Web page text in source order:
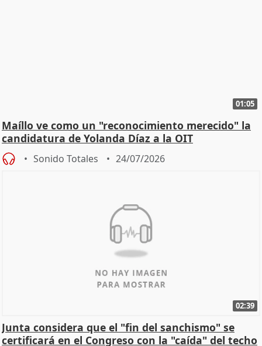
01:05
Maíllo ve como un "reconocimiento merecido" la
candidatura de Yolanda Díaz a la OIT
Sonido Totales 24/07/2026
02:39
Junta considera que el "fin del sanchismo" se
certificará en el Congreso con la "caída" del techo